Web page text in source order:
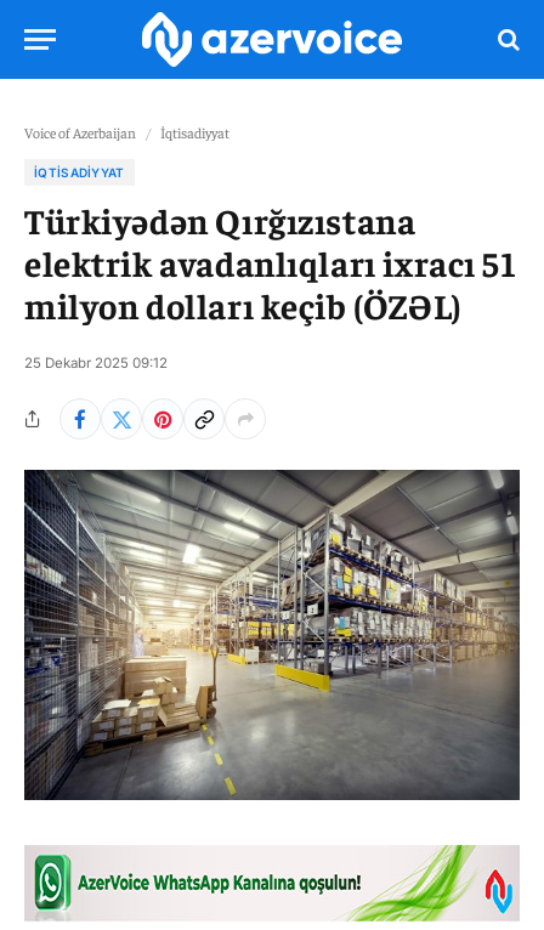
Voice of Azerbaijan / İqtisadiyyat
İQTISADIYYAT
Türkiyədən Qırğızıstana
elektrik avadanlıqları ixracı 51
milyon dolları keçib (ÖZƏL)
25 Dekabr 2025 09:12